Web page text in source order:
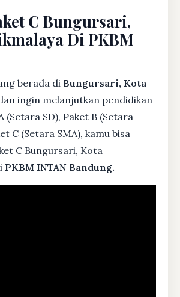
C Bungursari,
Di PKBM
berada di Bungursari, Kota
ingin melanjutkan pendidikan
(Setara SD), Paket B (Setara
C (Setara SMA), kamu bisa
C Bungursari, Kota
PKBM INTAN Bandung.